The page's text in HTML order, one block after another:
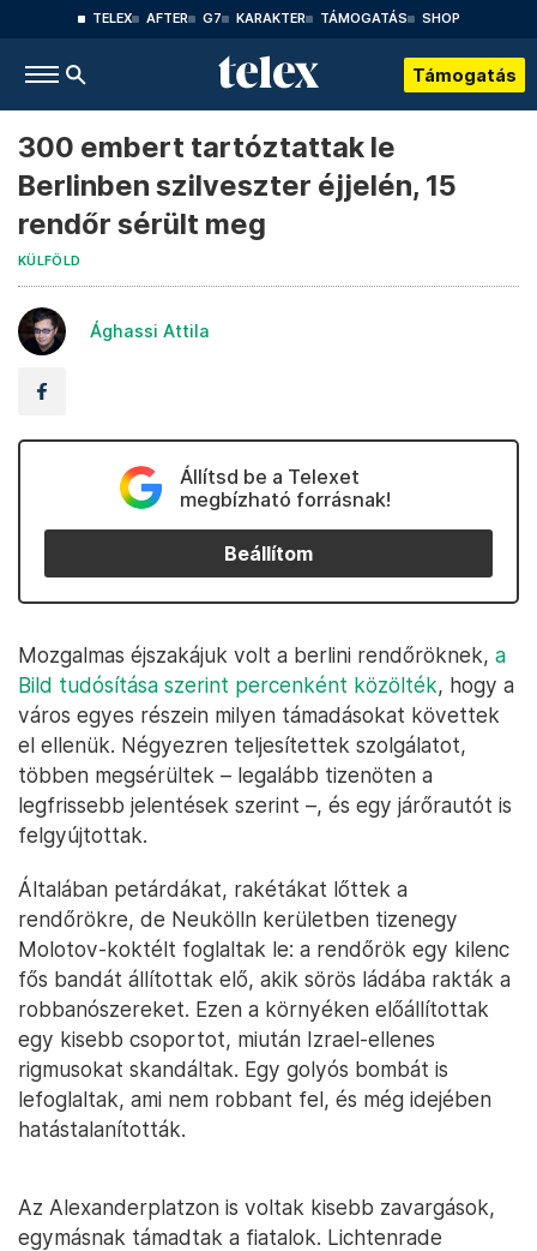
TELEX AFTER G7 KARAKTER TÁMOGATÁS SHOP
Támogatás
300 embert tartóztattak le
Berlinben szilveszter éjjelén, 15
rendőr sérült meg
KÜLFÖLD
Ághassi Attila
Állítsd be a Telexet
megbízható forrásnak!
Beállítom
Mozgalmas éjszakájuk volt a berlini rendőröknek, a
Bild tudósítása szerint percenként közölték, hogy a
város egyes részein milyen támadásokat követtek
el ellenük. Négyezren teljesítettek szolgálatot,
többen megsérültek – legalább tizenöten a
legfrissebb jelentések szerint –, és egy járőrautót is
felgyújtottak.
Általában petárdákat, rakétákat lőttek a
rendőrökre, de Neukölln kerületben tizenegy
Molotov-koktélt foglaltak le: a rendőrök egy kilenc
fős bandát állítottak elő, akik sörös ládába rakták a
robbanószereket. Ezen a környéken előállítottak
egy kisebb csoportot, miután Izrael-ellenes
rigmusokat skandáltak. Egy golyós bombát is
lefoglaltak, ami nem robbant fel, és még idejében
hatástalanították.
Az Alexanderplatzon is voltak kisebb zavargások,
egymásnak támadtak a fiatalok. Lichtenrade